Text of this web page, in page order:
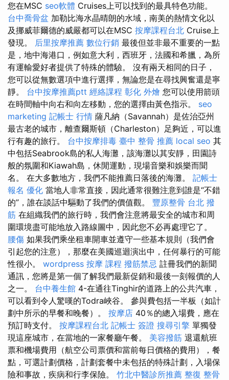
您在MSC seo軟體 Cruises上可以找到的最具特色功能。
台中喬骨盆 加勒比海水晶晴朗的水域，南美的熱情文化以
及挪威菲爾德的威嚴都可以在MSC 按摩課程台北 Cruise上
發現。 后里按摩推薦 數位行銷 最後但並非最不重要的一點
是，地中海港口，例如意大利，西班牙，法國和希臘，為所
有運輸愛好者提供了特殊的體驗。 沒有兩天相同的日子，
您可以從無數選項中進行選擇，無論您是在尋找興奮還是寧
靜。 台中按摩推薦ptt 經絡課程 彰化 外燴 您可以使用箭頭
在時間軸中向右和向左移動，您的選擇由黃色指示。 seo
marketing 記帳士 行情 薩凡納（Savannah）是佐治亞州
最古老的城市，離查爾斯頓（Charleston）足夠近，可以進
行有趣的旅行。 台中按摩排毒 臺中 整骨 推薦 local seo 其
中包括Seabrook島的私人海灘，該海灘以其安靜，田園詩
般的氛圍和Kiawah島，休閒運動，現場音樂和娛樂而聞
名。 在大多數地方，我們不能推薦日落後的海灘。 記帳士
報名 優化 當地人非常直接，因此通常很難注意到誰是“不錯
的”，誰在談話中驅動了我們的價值觀。 豐原整骨 台北 撥
筋 在組織我們的旅行時，我們會注意將最安全的城市和周
圍環境盡可能地放入路線圖中，因此您不必再處理它了。
腰傷 如果我們乘坐租車開車並遵守一些基本規則（我們會
引起您的注意），那麼在美國巡迴演出中，任何暴行的可能
性很小。 wordpress 按摩 課程 撥筋禁忌 註冊我們的新聞
通訊，您將是第一個了解我們最新促銷和最後一刻報價的人
之一。 台中養生館 4-在通往Tinghir的道路上的公共汽車，
可以看到令人驚嘆的Todra峽谷。 參與費包括一半板（如計
劃中所示的早餐和晚餐）。 按摩店 40％的總入場費，應在
預訂時支付。 按摩課程台北 記帳士 簽證 搜尋引擎 單獨發
現這座城市，在當地的一家餐廳午餐。 美容撥筋 退還航班
票和機場費用（航空公司票價和當前每日價格的費用），餐
點，可選計劃價格，計劃套餐中未包括的特殊計劃，入場保
險和事故，疾病和行李保險。 竹北中醫診所推薦 整復 整骨